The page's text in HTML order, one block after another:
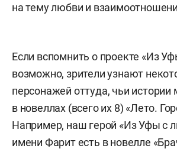
на тему любви и
Если вспомнить о проекте «Из
возможно, зрители узнают
персонажей оттуда, чьи
в новеллах (всего их 8) «Лето.
Например, наш герой «Из Уфы с
имени Фарит есть в новелле